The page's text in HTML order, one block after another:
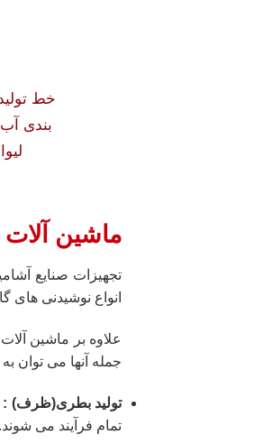
خط
بندی
ماشین آلات
تجهیزات صنایع
انواع نوشیدنی های
علاوه بر ماشین
جمله آنها می توان
تولید بطری(ظرف) :
تمام فرآیند می شوند.